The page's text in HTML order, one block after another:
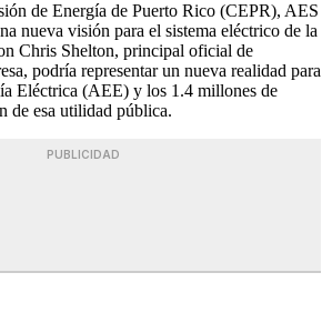
de Energía de Puerto Rico (CEPR), AES
nueva visión para el sistema eléctrico de la
Chris Shelton, principal oficial de
podría representar un nueva realidad para
Eléctrica (AEE) y los 1.4 millones de
de esa utilidad pública.
PUBLICIDAD